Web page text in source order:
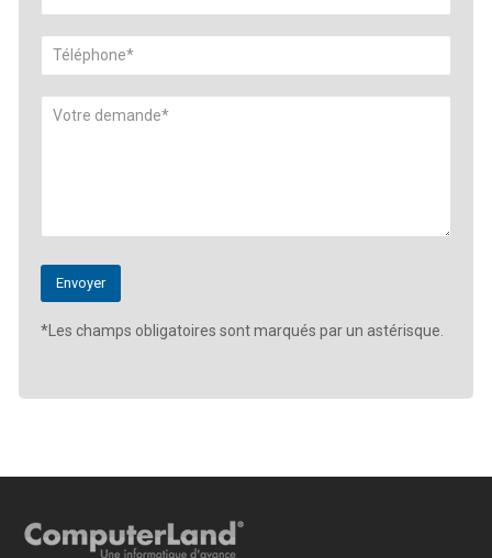
*Les champs obligatoires sont marqués par un astérisque.